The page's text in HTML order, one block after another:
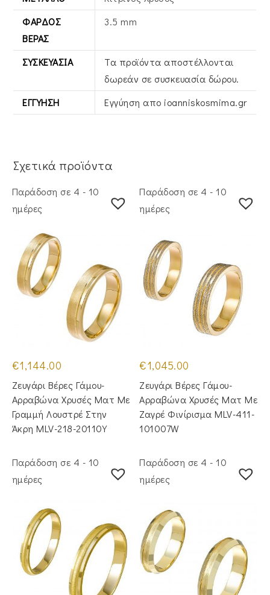
ΦΆΡΔΟΣ
ΒΕΡΑΣ
3.5 mm
ΣΥΣΚΕΥΑΣΊΑ
Τα προϊόντα αποστέλλονται
δωρεάν σε συσκευασία δώρου.
ΕΓΓΎΗΣΗ
Εγγύηση απο ioanniskosmima.gr
Σχετικά προϊόντα
Παράδοση σε 4 - 10
ημέρες
€1,144.00
Ζευγάρι Βέρες Γάμου-
Αρραβώνα Χρυσές Ματ Με
Γραμμή Λουστρέ Στην
Άκρη MLV-218-20110Y
Παράδοση σε 4 - 10
ημέρες
€1,045.00
Ζευγάρι Βέρες Γάμου-
Αρραβώνα Χρυσές Ματ Με
Ζαγρέ Φινίρισμα MLV-411-
101007W
Παράδοση σε 4 - 10
ημέρες
Παράδοση σε 4 - 10
ημέρες